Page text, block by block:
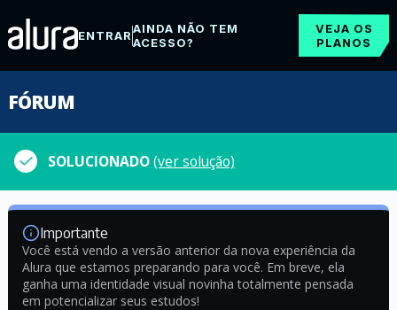
ENTRARAINDA NÃO TEM
ACESSO?
VEJA OS
PLANOS
FÓRUM
SOLUCIONADO(ver solução)
Importante
Você está vendo a versão anterior da nova experiência da
Alura que estamos preparando para você. Em breve, ela
ganha uma identidade visual novinha totalmente pensada
em potencializar seus estudos!